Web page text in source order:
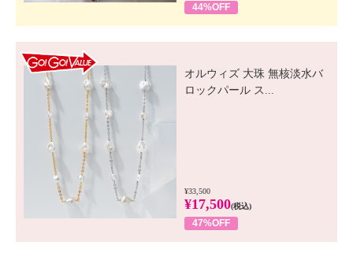
44%OFF
オルウィズ 大珠 無核淡水バ
ロックパール ス...
¥33,500
¥17,500(税込)
47%OFF